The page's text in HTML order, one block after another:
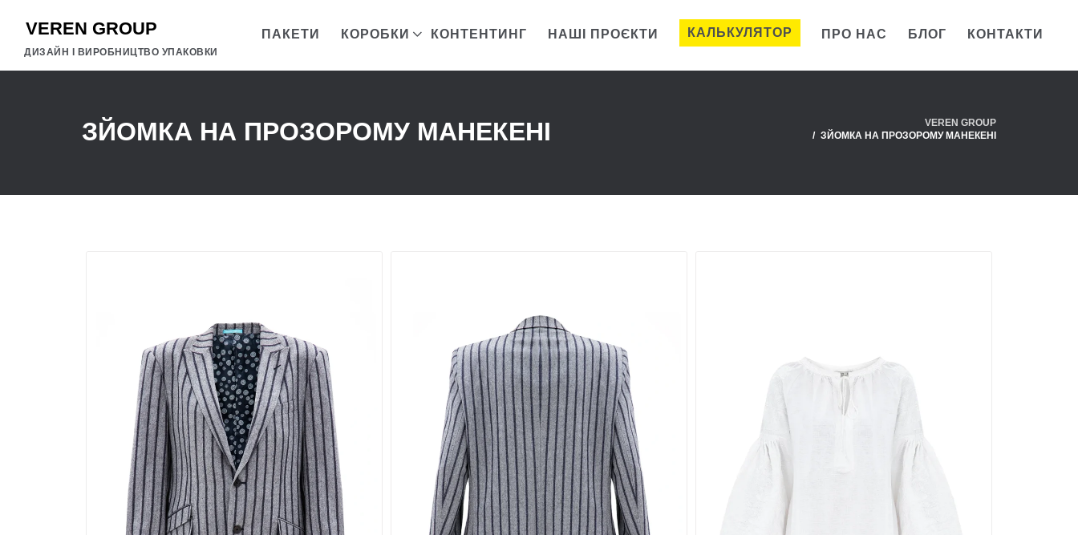
ДИЗАЙН І ВИРОБНИЦТВО УПАКОВКИ
ПАКЕТИ КОРОБКИ КОНТЕНТИНГ НАШІ ПРОЄКТИ КАЛЬКУЛЯТОР ПРО НАС БЛОГ КОНТАКТИ
ЗЙОМКА НА ПРОЗОРОМУ МАНЕКЕНІ
VEREN GROUP
ЗЙОМКА НА ПРОЗОРОМУ МАНЕКЕНІ